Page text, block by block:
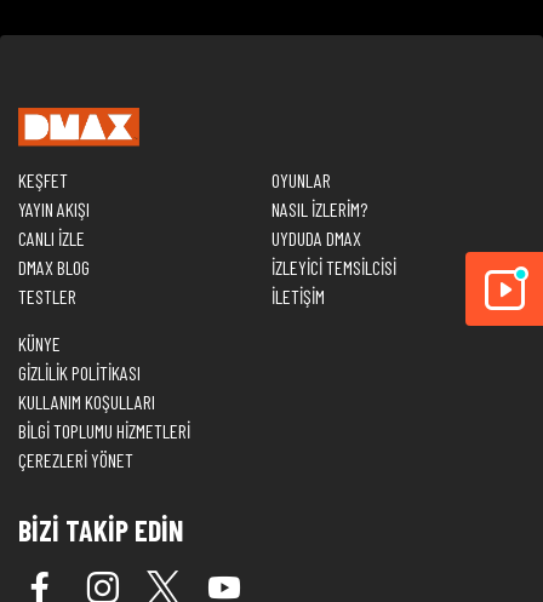
KEŞFET
YAYIN AKIŞI
CANLI İZLE
DMAX BLOG
TESTLER
OYUNLAR
NASIL İZLERİM?
UYDUDA DMAX
İZLEYİCİ TEMSİLCİSİ
İLETİŞİM
KÜNYE
GİZLİLİK POLİTİKASI
KULLANIM KOŞULLARI
BİLGİ TOPLUMU HİZMETLERİ
ÇEREZLERİ YÖNET
BİZİ TAKİP EDİN